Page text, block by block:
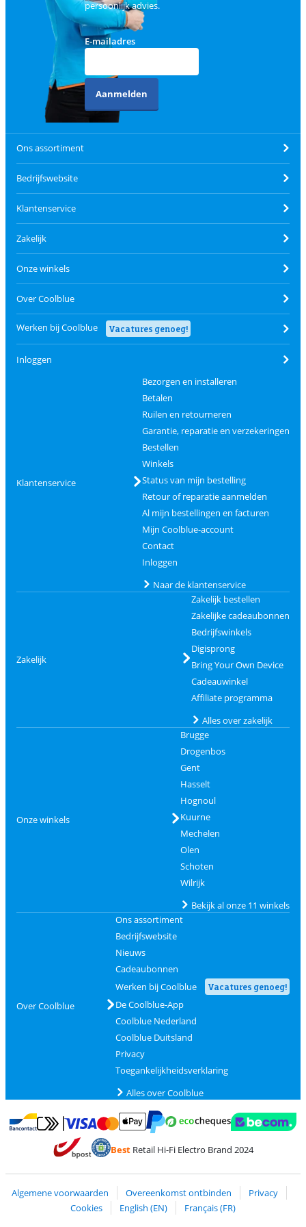
persoonlijk advies.
E-mailadres
Aanmelden
Ons assortiment
Bedrijfswebsite
Klantenservice
Zakelijk
Onze winkels
Over Coolblue
Werken bij Coolblue Vacatures genoeg!
Inloggen
Klantenservice
Bezorgen en installeren
Betalen
Ruilen en retourneren
Garantie, reparatie en verzekeringen
Bestellen
Winkels
Status van mijn bestelling
Retour of reparatie aanmelden
Al mijn bestellingen en facturen
Mijn Coolblue-account
Contact
Inloggen
Naar de klantenservice
Zakelijk
Zakelijk bestellen
Zakelijke cadeaubonnen
Bedrijfswinkels
Digisprong
Bring Your Own Device
Cadeauwinkel
Affiliate programma
Alles over zakelijk
Onze winkels
Brugge
Drogenbos
Gent
Hasselt
Hognoul
Kuurne
Mechelen
Olen
Schoten
Wilrijk
Bekijk al onze 11 winkels
Over Coolblue
Ons assortiment
Bedrijfswebsite
Nieuws
Cadeaubonnen
Werken bij Coolblue
Vacatures genoeg!
De Coolblue-App
Coolblue Nederland
Coolblue Duitsland
Privacy
Toegankelijkheidsverklaring
Alles over Coolblue
Betalen met Bancontact
Betalen met MasterCard en Visa via ClickToPay
BestRetail Hi-Fi Electro Brand 2024
Algemene voorwaarden Overeenkomst ontbinden
Privacy
Cookies
English (EN)
Français (FR)